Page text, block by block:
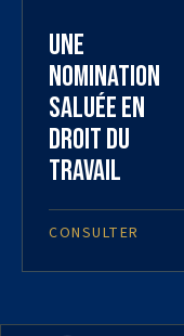
Une
nomination
saluée en
droit du
travail
CONSULTER